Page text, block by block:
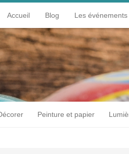
Accueil Blog Les événements
Peinture et papier